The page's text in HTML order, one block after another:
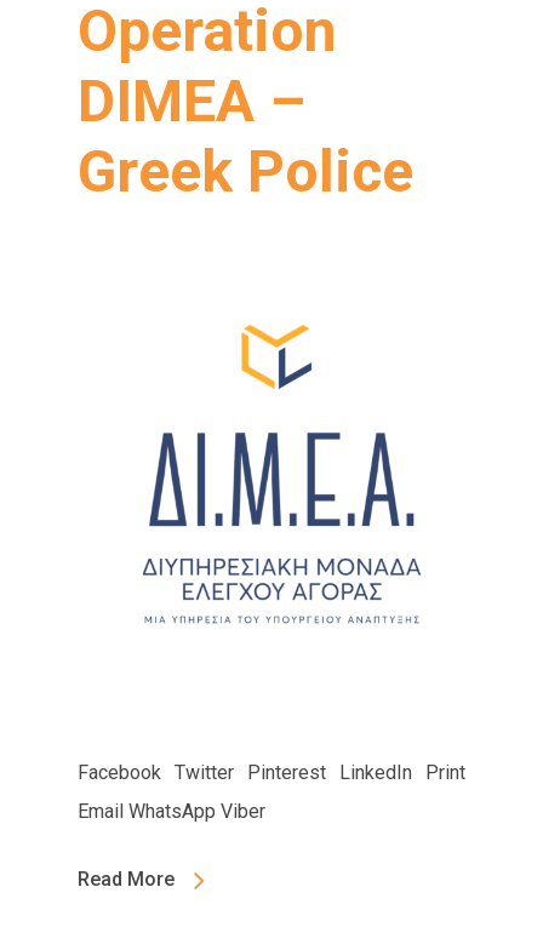
Operation
DIMEA –
Greek Police
Facebook Twitter Pinterest LinkedIn Print
Email WhatsApp Viber
Read More